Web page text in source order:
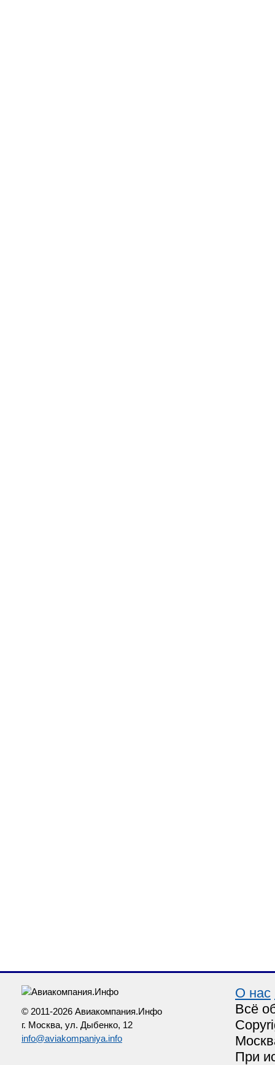
© 2011-2026 Авиакомпания.Инфо
г. Москва, ул. Дыбенко, 12
info@aviakompaniya.info
О нас
Всё
При